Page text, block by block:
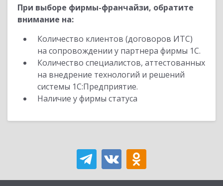
При выборе фирмы-франчайзи, обратите
внимание на:
Количество клиентов (договоров ИТС)
на сопровождении у партнера фирмы 1С.
Количество специалистов, аттестованных
на внедрение технологий и решений
системы 1С:Предприятие.
Наличие у фирмы статуса